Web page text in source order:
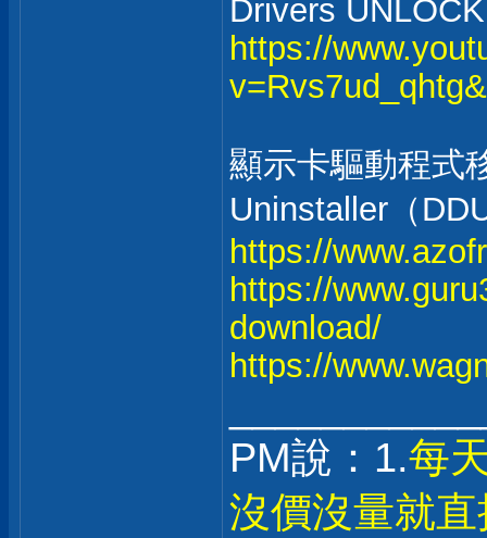
Drivers
https://
顯示卡驅動程式
Uninstaller（
https://
https://
download/
https://
PM說：1.每
沒價沒量就